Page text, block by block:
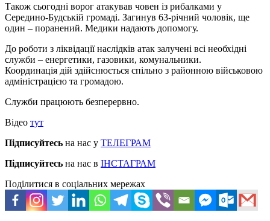
Також сьогодні ворог атакував човен із рибалками у
Середино-Будській громаді. Загинув 63-річний чоловік, ще
один – поранений. Медики надають допомогу.
До роботи з ліквідації наслідків атак залучені всі необхідні
служби – енергетики, газовики, комунальники.
Координація дій здійснюється спільно з районною військовою
адміністрацією та громадою.
Служби працюють безперервно.
Відео тут
Підписуйтесь на нас у ТЕЛЕГРАМ
Підписуйтесь на нас в ІНСТАГРАМ
Поділитися в соціальних мережах